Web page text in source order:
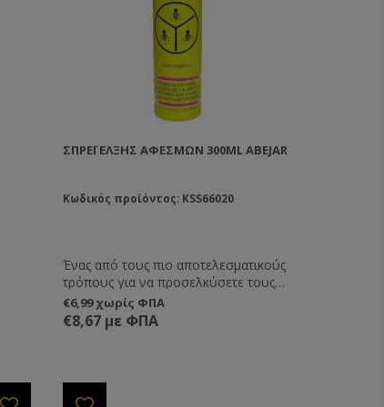
ΣΠΡΈΙ ΈΛΞΗΣ ΑΦΕΣΜΏΝ 300ML ABEJAR
Κωδικός προϊόντος: KSS66020
Ένας από τους πιο αποτελεσματικούς
τρόπους για να προσελκύσετε τους
αφεσμούς. Απλά ψεκάστε εκεί που
θέλετε να μαζευτεί ο αφεσμός. Διαρκεί
μέχρι και 8 ημέρες.
€6,99 χωρίς ΦΠΑ
€8,67 με ΦΠΑ